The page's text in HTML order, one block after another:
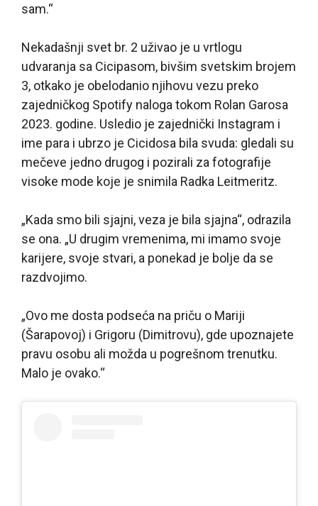
sam.“
Nekadašnji svet br. 2 uživao je u vrtlogu
udvaranja sa Cicipasom, bivšim svetskim brojem
3, otkako je obelodanio njihovu vezu preko
zajedničkog Spotify naloga tokom Rolan Garosa
2023. godine. Usledio je zajednički Instagram i
ime para i ubrzo je Cicidosa bila svuda: gledali su
mečeve jedno drugog i pozirali za fotografije
visoke mode koje je snimila Radka Leitmeritz.
„Kada smo bili sjajni, veza je bila sjajna“, odrazila
se ona. „U drugim vremenima, mi imamo svoje
karijere, svoje stvari, a ponekad je bolje da se
razdvojimo.
„Ovo me dosta podseća na priču o Mariji
(Šarapovoj) i Grigoru (Dimitrovu), gde upoznajete
pravu osobu ali možda u pogrešnom trenutku.
Malo je ovako.“